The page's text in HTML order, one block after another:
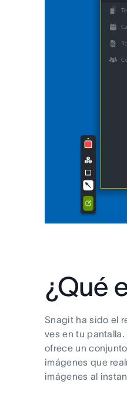
¿Qué
Snagit ha sido el
ves en tu
ofrece un
imágenes que
imágenes al